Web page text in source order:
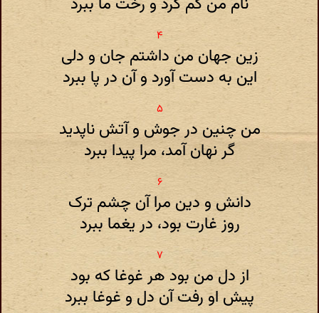
زین جهان من داشتم جان و دلی
این به دست آورد و آن در پا ببرد
من چنین در جوش و آتش ناپدید
گر نهان آمد، مرا پیدا ببرد
دانش و دین مرا آن چشم ترک
روز غارت بود، در یغما ببرد
از دل من بود هر غوغا که بود
پیش او رفت آن دل و غوغا ببرد